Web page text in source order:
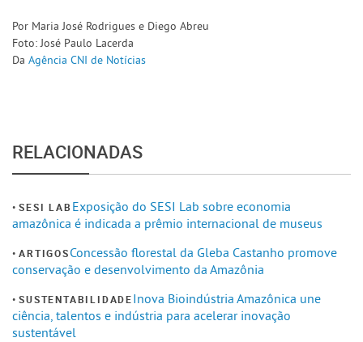
Por Maria José Rodrigues e Diego Abreu
Foto: José Paulo Lacerda
Da Agência CNI de Notícias
RELACIONADAS
SESI LAB Exposição do SESI Lab sobre economia
amazônica é indicada a prêmio internacional de museus
ARTIGOSConcessão florestal da Gleba Castanho promove
conservação e desenvolvimento da Amazônia
SUSTENTABILIDADEInova Bioindústria Amazônica une
ciência, talentos e indústria para acelerar inovação
sustentável